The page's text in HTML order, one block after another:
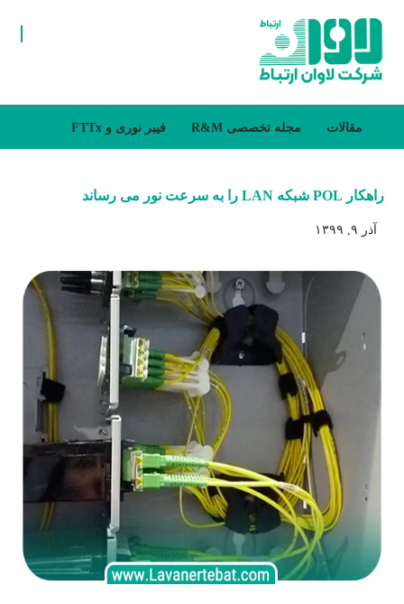
مقالات مجله تخصصی R&M فیبر نوری و FTTx
راهکار POL شبکه LAN را به سرعت نور می رساند
آذر ۹, ۱۳۹۹